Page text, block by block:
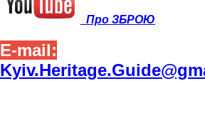
Про ЗБРОЮ
E-mail: